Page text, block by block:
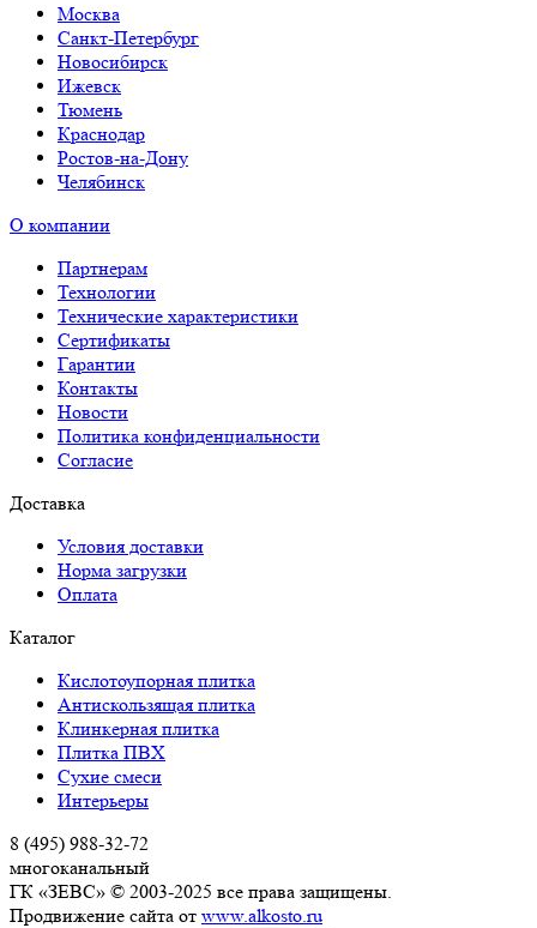
Москва
Санкт-Петербург
Новосибирск
Ижевск
Тюмень
Краснодар
Ростов-на-Дону
Челябинск
О компании
Партнерам
Технологии
Технические характеристики
Сертификаты
Гарантии
Контакты
Новости
Политика конфиденциальности
Согласие
Доставка
Условия доставки
Норма загрузки
Оплата
Каталог
Кислотоупорная плитка
Антискользящая плитка
Клинкерная плитка
Плитка ПВХ
Сухие смеси
Интерьеры
8 (495) 988-32-72
многоканальный
ГК «ЗЕВС» © 2003-2025 все права защищены.
Продвижение сайта от www.alkosto.ru